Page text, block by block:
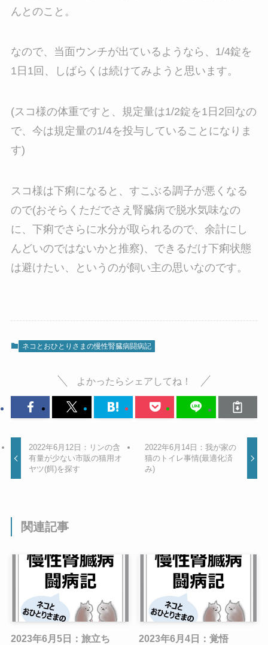
んとのこと。
なので、当面ウンチが出ているようなら、1/4錠を
1日1回、しばらくは続けてみようと思います。
(スコ様の体重ですと、規定量は1/2錠を1日2回なの
で、今は規定量の1/4を投与していることになりま
す)
スコ様は下痢になると、すこぶる調子が悪くなる
ので(おそらくただでさえ腎臓病で脱水気味なの
に、下痢でさらに水分が取られるので、余計にし
んどいのではないかと推察)、できるだけ下痢状態
は避けたい、というのが飼い主の思いなのです。
ネコとおひとりさまの慢性腎臓病闘病記
よかったらシェアしてね！
2022年6月12日：リンの含
有量が少ない市販の猫用オ
ヤツ(餌)を探す
2022年6月14日：我が家の
猫のトイレ事情(最適化済
み)
関連記事
2023年6月5日：旅立ち 2023年6月4日：覚悟